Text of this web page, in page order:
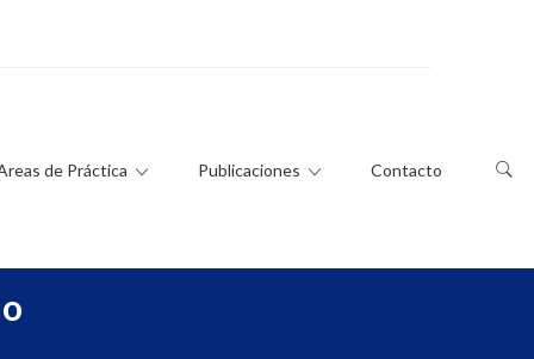
de Práctica Publicaciones Contacto